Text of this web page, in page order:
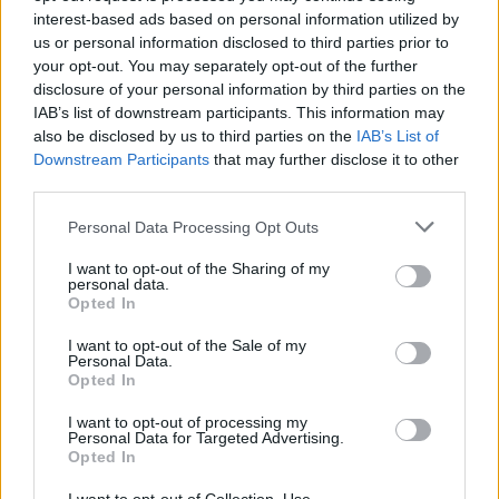
interest-based ads based on personal information utilized by
us or personal information disclosed to third parties prior to
your opt-out. You may separately opt-out of the further
disclosure of your personal information by third parties on the
IAB’s list of downstream participants. This information may
also be disclosed by us to third parties on the IAB’s List of
Downstream Participants that may further disclose it to other
Personal Data Processing Opt Outs
I want to opt-out of the Sharing of my
personal data.
Opted In
I want to opt-out of the Sale of my
Personal Data.
Opted In
I want to opt-out of processing my
Personal Data for Targeted Advertising.
Opted In
“Ka akoma ndjesi për ish-
in”, Bashkimi refuzon
Alvisën pas takimit
romantik me Brunon
(VIDEO)
12:18 / 09/10/2021
Zbulohet arsyeja pse
Bruno ja mori penalltinë
Ronaldos (VIDEO)
22:04 / 27/09/2021
i “Përputhen” puth në
buzë Arilena Arën në
të fundit